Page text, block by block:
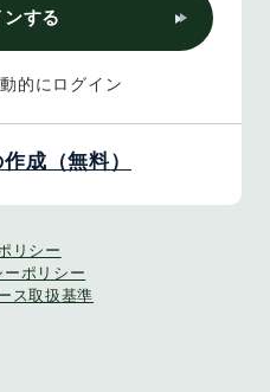
ンする
的にログイン
成（無料）
リシー
ーポリシー
ス取扱基準